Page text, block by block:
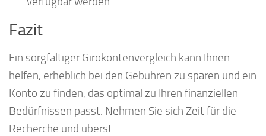
Fazit
Ein sorgfältiger Girokontenvergleich kann Ihnen
helfen, erheblich bei den Gebühren zu sparen und ein
Konto zu finden, das optimal zu Ihren finanziellen
Bedürfnissen passt. Nehmen Sie sich Zeit für die
Recherche und überst